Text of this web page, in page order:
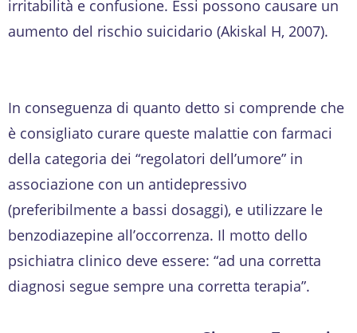
irritabilità e confusione. Essi possono causare un
aumento del rischio suicidario (Akiskal H, 2007).
In conseguenza di quanto detto si comprende che
è consigliato curare queste malattie con farmaci
della categoria dei “regolatori dell’umore” in
associazione con un antidepressivo
(preferibilmente a bassi dosaggi), e utilizzare le
benzodiazepine all’occorrenza. Il motto dello
psichiatra clinico deve essere: “ad una corretta
diagnosi segue sempre una corretta terapia”.